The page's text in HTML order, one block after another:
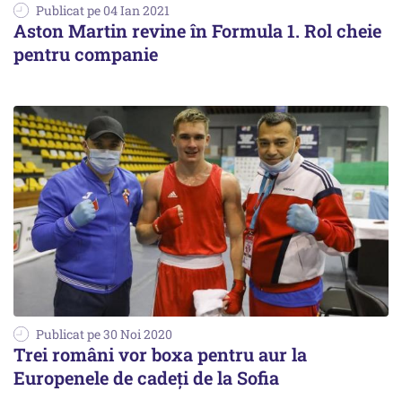
Publicat pe 04 Ian 2021
Aston Martin revine în Formula 1. Rol cheie
pentru companie
Publicat pe 30 Noi 2020
Trei români vor boxa pentru aur la
Europenele de cadeţi de la Sofia